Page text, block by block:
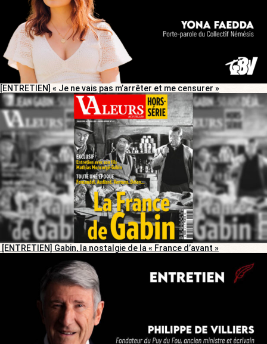
[ENTRETIEN] « Je ne vais pas m’arrêter et me censurer »
[ENTRETIEN] Gabin, la nostalgie de la « France d’avant »